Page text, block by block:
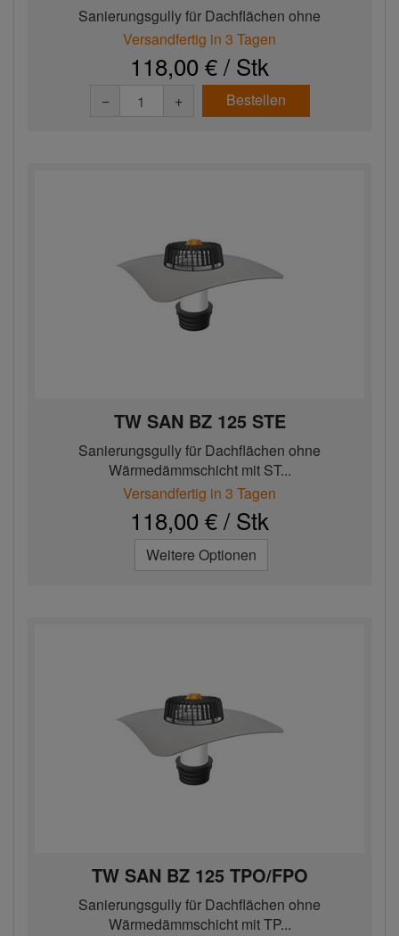
Sanierungsgully für Dachflächen ohne
Wärmedämmschicht mit EV...
Versandfertig in 3 Tagen
118,00 € / Stk
− + Bestellen
TW SAN BZ 125 STE
Sanierungsgully für Dachflächen ohne
Wärmedämmschicht mit ST...
Versandfertig in 3 Tagen
118,00 € / Stk
Weitere Optionen
TW SAN BZ 125 TPO/FPO
Sanierungsgully für Dachflächen ohne
Wärmedämmschicht mit TP...